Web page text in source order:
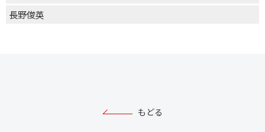
長野俊英
もどる